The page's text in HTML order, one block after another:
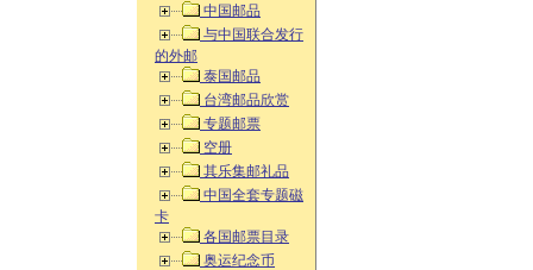
中国邮品
与中国联合发行
的外邮
泰国邮品
台湾邮品欣赏
专题邮票
空册
其乐集邮礼品
中国全套专题磁
卡
各国邮票目录
奥运纪念币